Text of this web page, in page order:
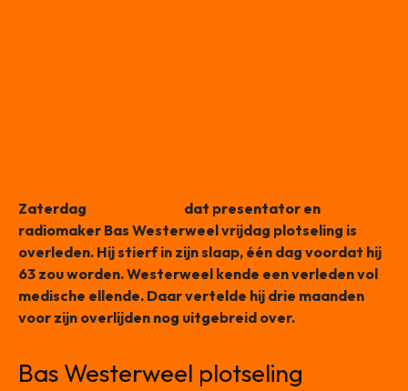
Zaterdag
dat presentator en
radiomaker Bas Westerweel vrijdag plotseling is
overleden. Hij stierf in zijn slaap, één dag voordat hij
63 zou worden. Westerweel kende een verleden vol
medische ellende. Daar vertelde hij drie maanden
voor zijn overlijden nog uitgebreid over.
Bas Westerweel plotseling